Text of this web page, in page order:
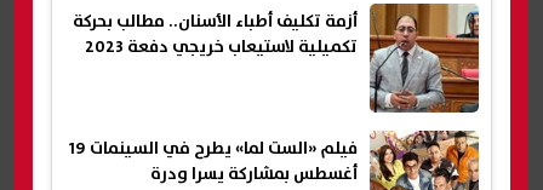
أزمة تكليف أطباء الأسنان.. مطالب بحركة
تكميلية لاستيعاب خريجي دفعة 2023
فيلم «الست لما» يطرح في السينمات 19
أغسطس بمشاركة يسرا ودرة